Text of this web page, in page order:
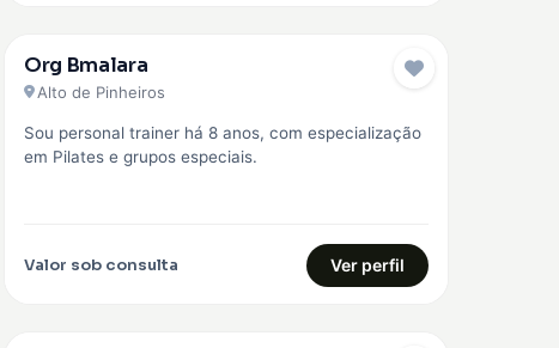
Org Bmalara
Alto de Pinheiros
Sou personal trainer há 8 anos, com especialização
em Pilates e grupos especiais.
Valor sob consulta Ver perfil